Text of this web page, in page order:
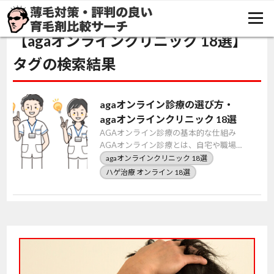
TOP agaオンラインクリニック 18選
【agaオンラインクリニック 18選】
タグの検索結果
agaオンライン診療の選び方・
agaオンラインクリニック 18選
AGAオンライン診療の基本的な仕組み
AGAオンライン診療とは、自宅や職場か
らスマートフォンやパソコンを使って、
医師による診察やカウンセリングを受け
ることができ […]
agaオンラインクリニック 18選
ハゲ治療 オンライン 18選